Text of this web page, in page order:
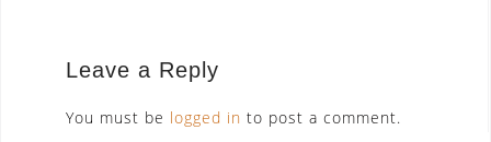
Leave a Reply
You must be logged in to post a comment.